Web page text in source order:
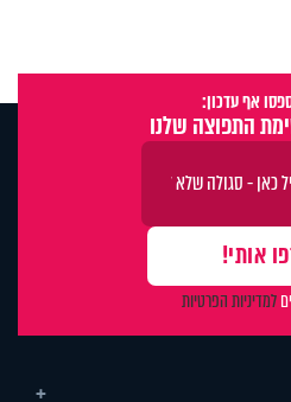
אף עדכון:
התפוצה שלנו
למדיניות הפרטיות